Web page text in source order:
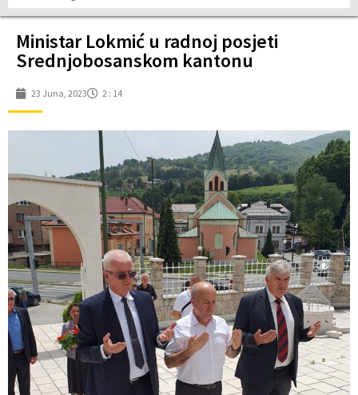
Ministar Lokmić u radnoj posjeti
Srednjobosanskom kantonu
23 Juna, 2023 2 : 14